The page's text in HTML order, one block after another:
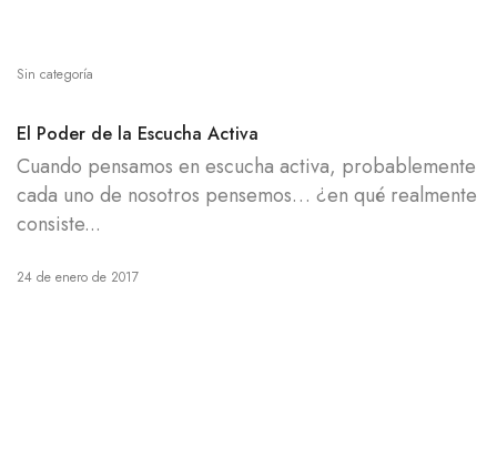
Sin categoría
El Poder de la Escucha Activa
Cuando pensamos en escucha activa, probablemente
cada uno de nosotros pensemos… ¿en qué realmente
consiste...
24 de enero de 2017